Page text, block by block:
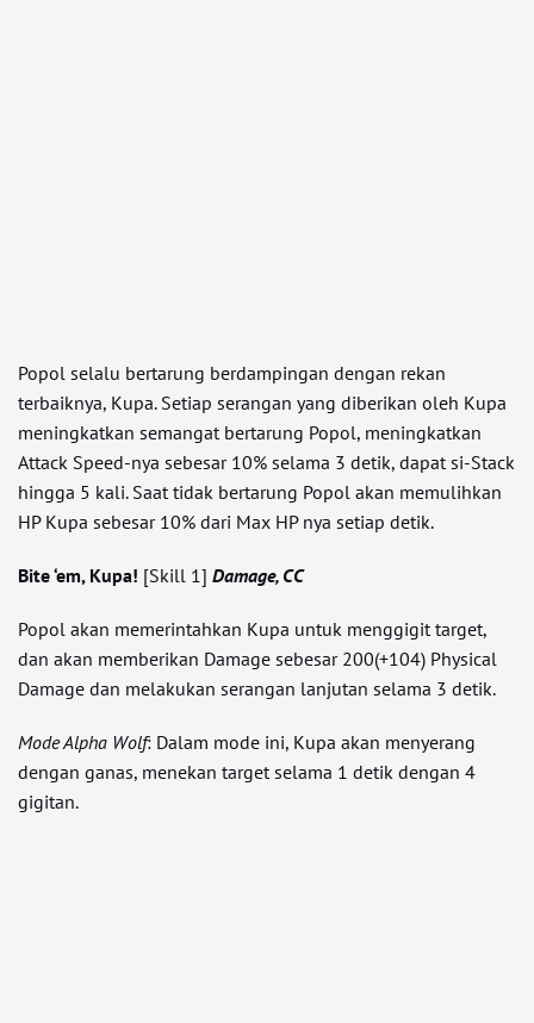
Popol selalu bertarung berdampingan dengan rekan
terbaiknya, Kupa. Setiap serangan yang diberikan oleh Kupa
meningkatkan semangat bertarung Popol, meningkatkan
Attack Speed-nya sebesar 10% selama 3 detik, dapat si-Stack
hingga 5 kali. Saat tidak bertarung Popol akan memulihkan
HP Kupa sebesar 10% dari Max HP nya setiap detik.
Bite ‘em, Kupa! [Skill 1] Damage, CC
Popol akan memerintahkan Kupa untuk menggigit target,
dan akan memberikan Damage sebesar 200(+104) Physical
Damage dan melakukan serangan lanjutan selama 3 detik.
Mode Alpha Wolf: Dalam mode ini, Kupa akan menyerang
dengan ganas, menekan target selama 1 detik dengan 4
gigitan.